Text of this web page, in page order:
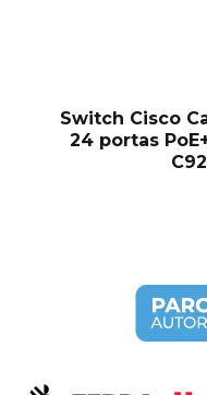
Switch Cisco
24 portas